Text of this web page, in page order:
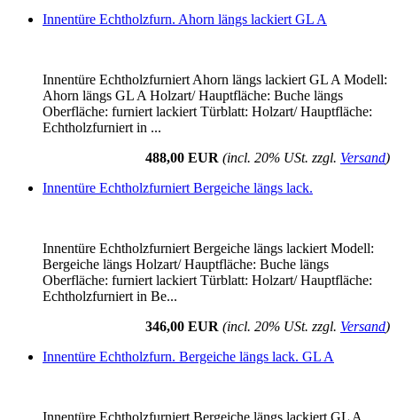
Innentüre Echtholzfurn. Ahorn längs lackiert GL A
Innentüre Echtholzfurniert Ahorn längs lackiert GL A Modell:
Ahorn längs GL A Holzart/ Hauptfläche: Buche längs
Oberfläche: furniert lackiert Türblatt: Holzart/ Hauptfläche:
Echtholzfurniert in ...
488,00 EUR (incl. 20% USt. zzgl. Versand)
Innentüre Echtholzfurniert Bergeiche längs lack.
Innentüre Echtholzfurniert Bergeiche längs lackiert Modell:
Bergeiche längs Holzart/ Hauptfläche: Buche längs
Oberfläche: furniert lackiert Türblatt: Holzart/ Hauptfläche:
Echtholzfurniert in Be...
346,00 EUR (incl. 20% USt. zzgl. Versand)
Innentüre Echtholzfurn. Bergeiche längs lack. GL A
Innentüre Echtholzfurniert Bergeiche längs lackiert GL A